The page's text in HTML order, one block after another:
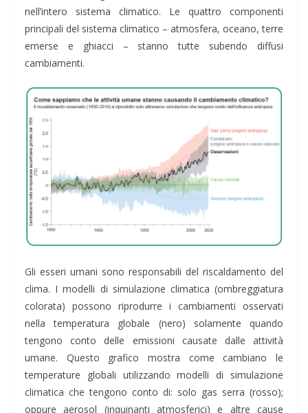
nell’intero sistema climatico. Le quattro componenti
principali del sistema climatico – atmosfera, oceano, terre
emerse e ghiacci – stanno tutte subendo diffusi
cambiamenti.
Gli esseri umani sono responsabili del riscaldamento del
clima. I modelli di simulazione climatica (ombreggiatura
colorata) possono riprodurre i cambiamenti osservati
nella temperatura globale (nero) solamente quando
tengono conto delle emissioni causate dalle attività
umane. Questo grafico mostra come cambiano le
temperature globali utilizzando modelli di simulazione
climatica che tengono conto di: solo gas serra (rosso);
oppure aerosol (inquinanti atmosferici) e altre cause